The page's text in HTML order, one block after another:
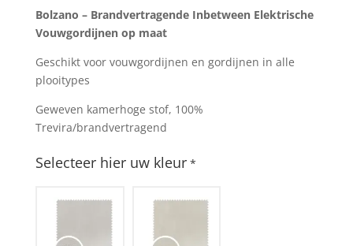
Bolzano – Brandvertragende Inbetween Elektrische
Vouwgordijnen op maat
Geschikt voor vouwgordijnen en gordijnen in alle
plooitypes
Geweven kamerhoge stof, 100%
Trevira/brandvertragend
Selecteer hier uw kleur*